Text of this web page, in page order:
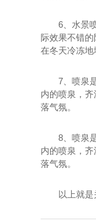
6、水景喷
际效果不错
在冬天冷冻地
7、喷泉是
内的喷泉，
落气氛。
8、喷泉是
内的喷泉，
落气氛。
以上就是关